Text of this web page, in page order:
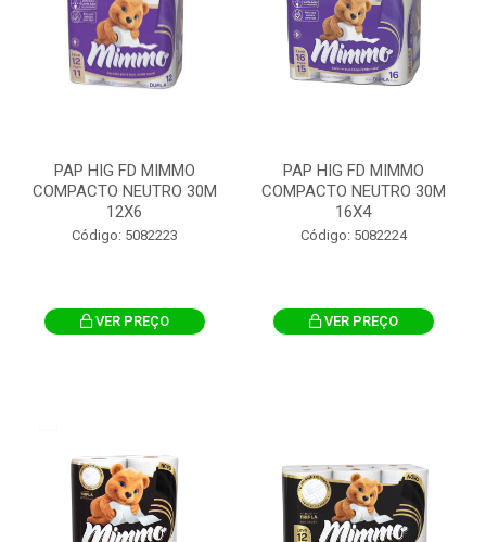
PAP HIG FD MIMMO
COMPACTO NEUTRO 30M
12X6
Código: 5082223
VER PREÇO
PAP HIG FD MIMMO
COMPACTO NEUTRO 30M
16X4
Código: 5082224
VER PREÇO